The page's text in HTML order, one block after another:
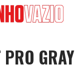
PRO GRAY